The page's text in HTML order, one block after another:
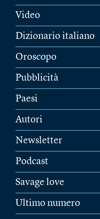
Video
Dizionario italiano
Oroscopo
Pubblicità
Paesi
Autori
Newsletter
Podcast
Savage love
Ultimo numero